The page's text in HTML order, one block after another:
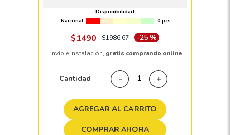
Disponibilidad
Nacional
0 pzs
$1490 $1986.67 -25 %
Envío e instalación, gratis comprando online
Cantidad ＋
－
AGREGAR AL CARRITO
COMPRAR AHORA